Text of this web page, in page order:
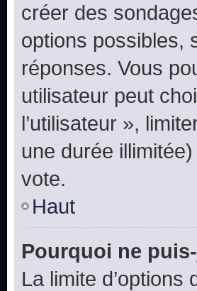
créer des
options possibles,
réponses. Vous
utilisateur peut
l’utilisateur »,
une durée
vote.
Haut
Pourquoi ne
La limite d’options